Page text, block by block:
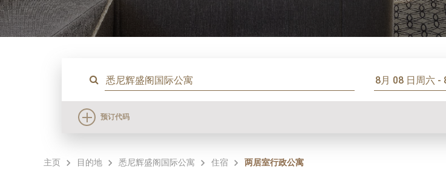
预订代码
主页 目的地 悉尼辉盛阁国际公寓 住宿 两居室行政公寓